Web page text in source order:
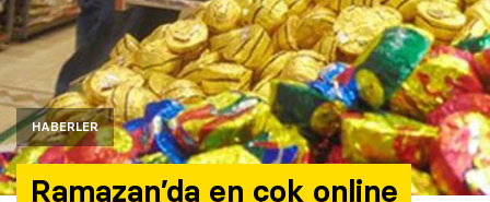
HABERLER
Ramazan’da en çok online